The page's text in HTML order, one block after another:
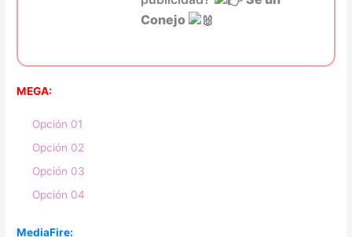
Conejo
MEGA:
Opción 01
Opción 02
Opción 03
Opción 04
MediaFire: